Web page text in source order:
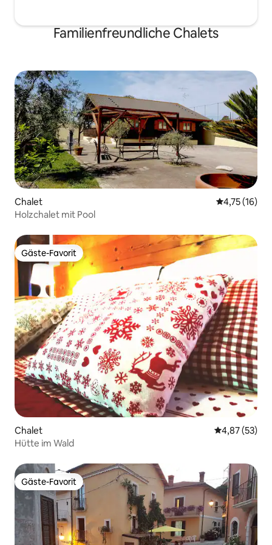
inbegriffen für Informationen Preise und
Reservierungen -> 3485110530 -> 328
Familienfreundliche Chalets
Chalet
4,75 (16)
Holzchalet mit Pool
Gäste-Favorit
Gäste-Favorit
Chalet
4,87 (53)
Hütte im Wald
Gäste-Favorit
Gäste-Favorit